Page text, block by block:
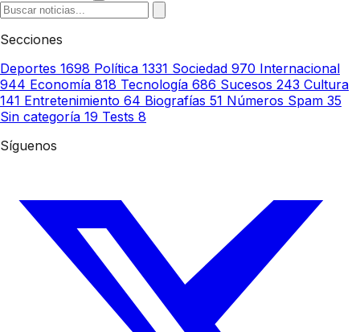
Secciones
Deportes 1698 Política 1331 Sociedad 970 Internacional
944 Economía 818 Tecnología 686 Sucesos 243 Cultura
141 Entretenimiento 64 Biografías 51 Números Spam 35
Sin categoría 19 Tests 8
Síguenos